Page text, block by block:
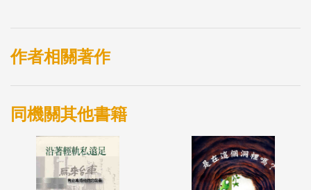
作者相關著作
同機關其他書籍